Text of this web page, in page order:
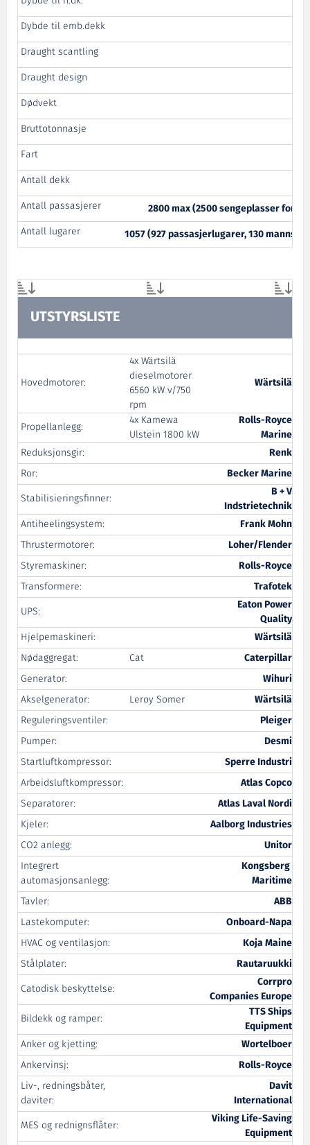
Dybde til emb.dekk
Draught scantling
Draught design
Dødvekt
Bruttotonnasje
Fart
Antall dekk
Antall passasjerer
2800 max (2500 sengeplasser for
Antall lugarer
1057 (927 passasjerlugarer, 130
UTSTYRSLISTE
Hovedmotorer:
4x Wärtsilä
dieselmotorer
6560 kW v/750
rpm
Wärtsilä
Propellanlegg:
4x Kamewa
Ulstein 1800 kW
Rolls-Royce
Marine
Reduksjonsgir:
Renk
Ror:
Becker Marine
Stabilisieringsfinner:
B + V
Indstrietechnik
Antiheelingsystem:
Frank Mohn
Thrustermotorer:
Loher/Flender
Styremaskiner:
Rolls-Royce
Transformere:
Trafotek
UPS:
Eaton Power
Quality
Hjelpemaskineri:
Wärtsilä
Nødaggregat:
Cat
Caterpillar
Generator:
Wihuri
Akselgenerator:
Leroy Somer
Wärtsilä
Reguleringsventiler:
Pleiger
Pumper:
Desmi
Startluftkompressor:
Sperre Industri
Arbeidsluftkompressor:
Atlas Copco
Separatorer:
Atlas Laval Nordi
Kjeler:
Aalborg Industries
CO2 anlegg:
Unitor
Integrert
automasjonsanlegg:
Kongsberg
Maritime
Tavler:
ABB
Lastekomputer:
Onboard-Napa
HVAC og ventilasjon:
Koja Maine
Stålplater:
Rautaruukki
Catodisk beskyttelse:
Corrpro
Companies Europe
Bildekk og ramper:
TTS Ships
Equipment
Anker og kjetting:
Wortelboer
Ankervinsj:
Rolls-Royce
Liv-, redningsbåter,
daviter:
Davit
International
MES og rednignsflåter:
Viking Life-Saving
Equipment